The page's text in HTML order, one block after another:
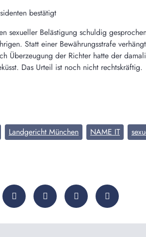
bestätigt
sexueller Belästigung schuldig
Statt einer Bewährungsstrafe
Überzeugung der Richter hatte der
Das Urteil ist noch nicht rechtskräftig.
Landgericht München NAME IT